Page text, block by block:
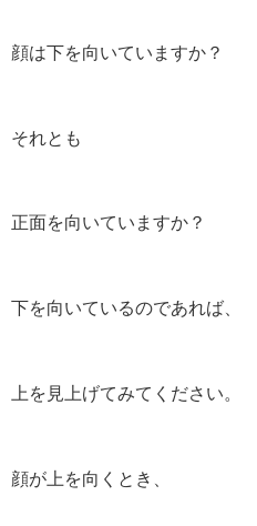
顔は下を向いていますか？
それとも
正面を向いていますか？
下を向いているのであれば、
上を見上げてみてください。
顔が上を向くとき、